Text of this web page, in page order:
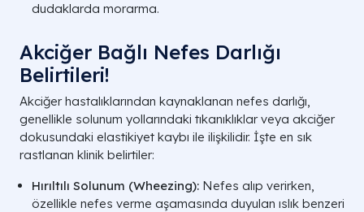
dudaklarda morarma.
Akciğer Bağlı Nefes Darlığı
Belirtileri!
Akciğer hastalıklarından kaynaklanan nefes darlığı,
genellikle solunum yollarındaki tıkanıklıklar veya akciğer
dokusundaki elastikiyet kaybı ile ilişkilidir. İşte en sık
rastlanan klinik belirtiler:
Hırıltılı Solunum (Wheezing): Nefes alıp verirken,
özellikle nefes verme aşamasında duyulan ıslık benzeri